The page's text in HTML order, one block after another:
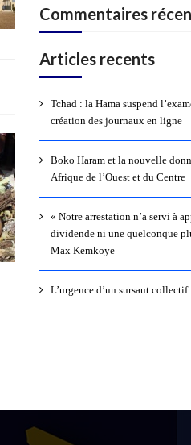
Commentaires
Articles recents
Tchad : la Hama suspend
création des journaux en ligne
Boko Haram et la nouvelle
Afrique de l’Ouest et du Centre
« Notre arrestation n’a servi à
dividende ni une quelconque
Max Kemkoye
L’urgence d’un sursaut collectif